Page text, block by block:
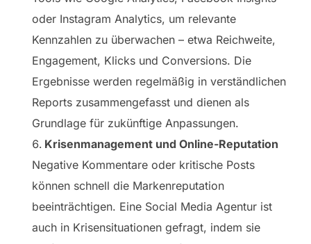
oder Instagram Analytics, um relevante
Kennzahlen zu überwachen – etwa Reichweite,
Engagement, Klicks und Conversions. Die
Ergebnisse werden regelmäßig in verständlichen
Reports zusammengefasst und dienen als
Grundlage für zukünftige Anpassungen.
Krisenmanagement und Online-Reputation
Negative Kommentare oder kritische Posts
können schnell die Markenreputation
beeinträchtigen. Eine Social Media Agentur ist
auch in Krisensituationen gefragt, indem sie